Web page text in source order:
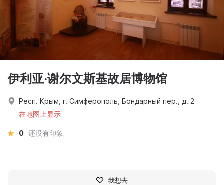
伊利亚·谢尔文斯基故居博物馆
Респ. Крым, г. Симферополь, Бондарный пер., д. 2
在地图上显示
0 还没有印象
我想去